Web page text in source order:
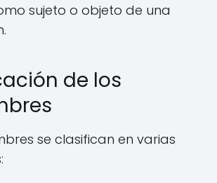
sujeto o objeto de una
de los
se clasifican en varias